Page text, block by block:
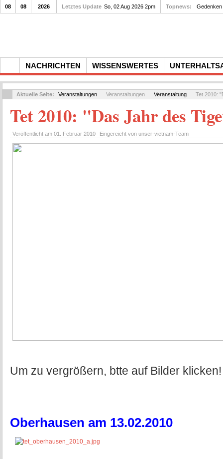
NACHRICHTEN WISSENSWERTES
08 08 2026 Letztes Update So, 02 Aug 2026 2pm Topnews:
Gedenkfeier zum 10.
Aktuelle Seite: Veranstaltungen Veranstaltungen Veranstaltung Tet 2010:
Tet 2010: "Das Jahr des
Veröffentlicht am 01. Februar 2010 Eingereicht von unser-vietnam-Team
Um zu vergrößern, btte auf Bilder klicken!
Oberhausen am 13.02.2010